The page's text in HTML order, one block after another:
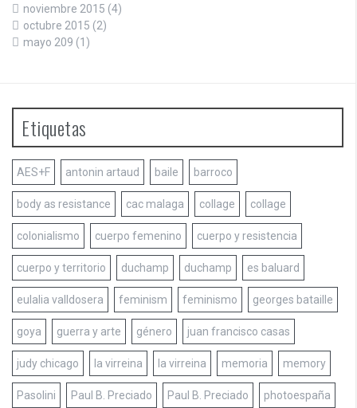
noviembre 2015 (4)
octubre 2015 (2)
mayo 209 (1)
Etiquetas
AES+F antonin artaud baile barroco
body as resistance cac malaga collage collage
colonialismo cuerpo femenino cuerpo y resistencia
cuerpo y territorio duchamp duchamp es baluard
eulalia valldosera feminism feminismo georges bataille
goya guerra y arte género juan francisco casas
judy chicago la virreina la virreina memoria memory
Pasolini Paul B. Preciado Paul B. Preciado photoespaña